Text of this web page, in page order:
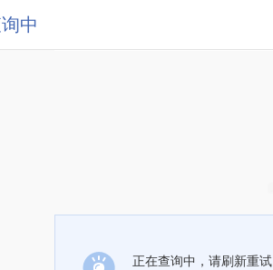
中
正在查询中，请刷新重试